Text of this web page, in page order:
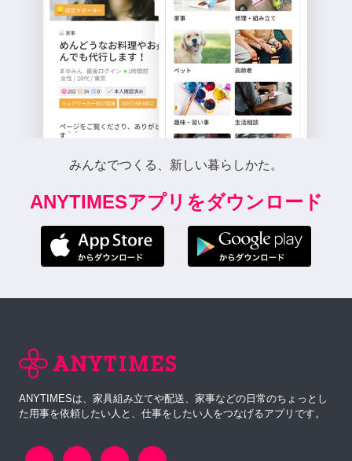
みんなでつくる、新しい暮らしかた。
ANYTIMESアプリをダウンロード
ANYTIMESは、家具組み立てや配送、家事などの日常のちょっとし
た用事を依頼したい人と、仕事をしたい人をつなげるアプリです。